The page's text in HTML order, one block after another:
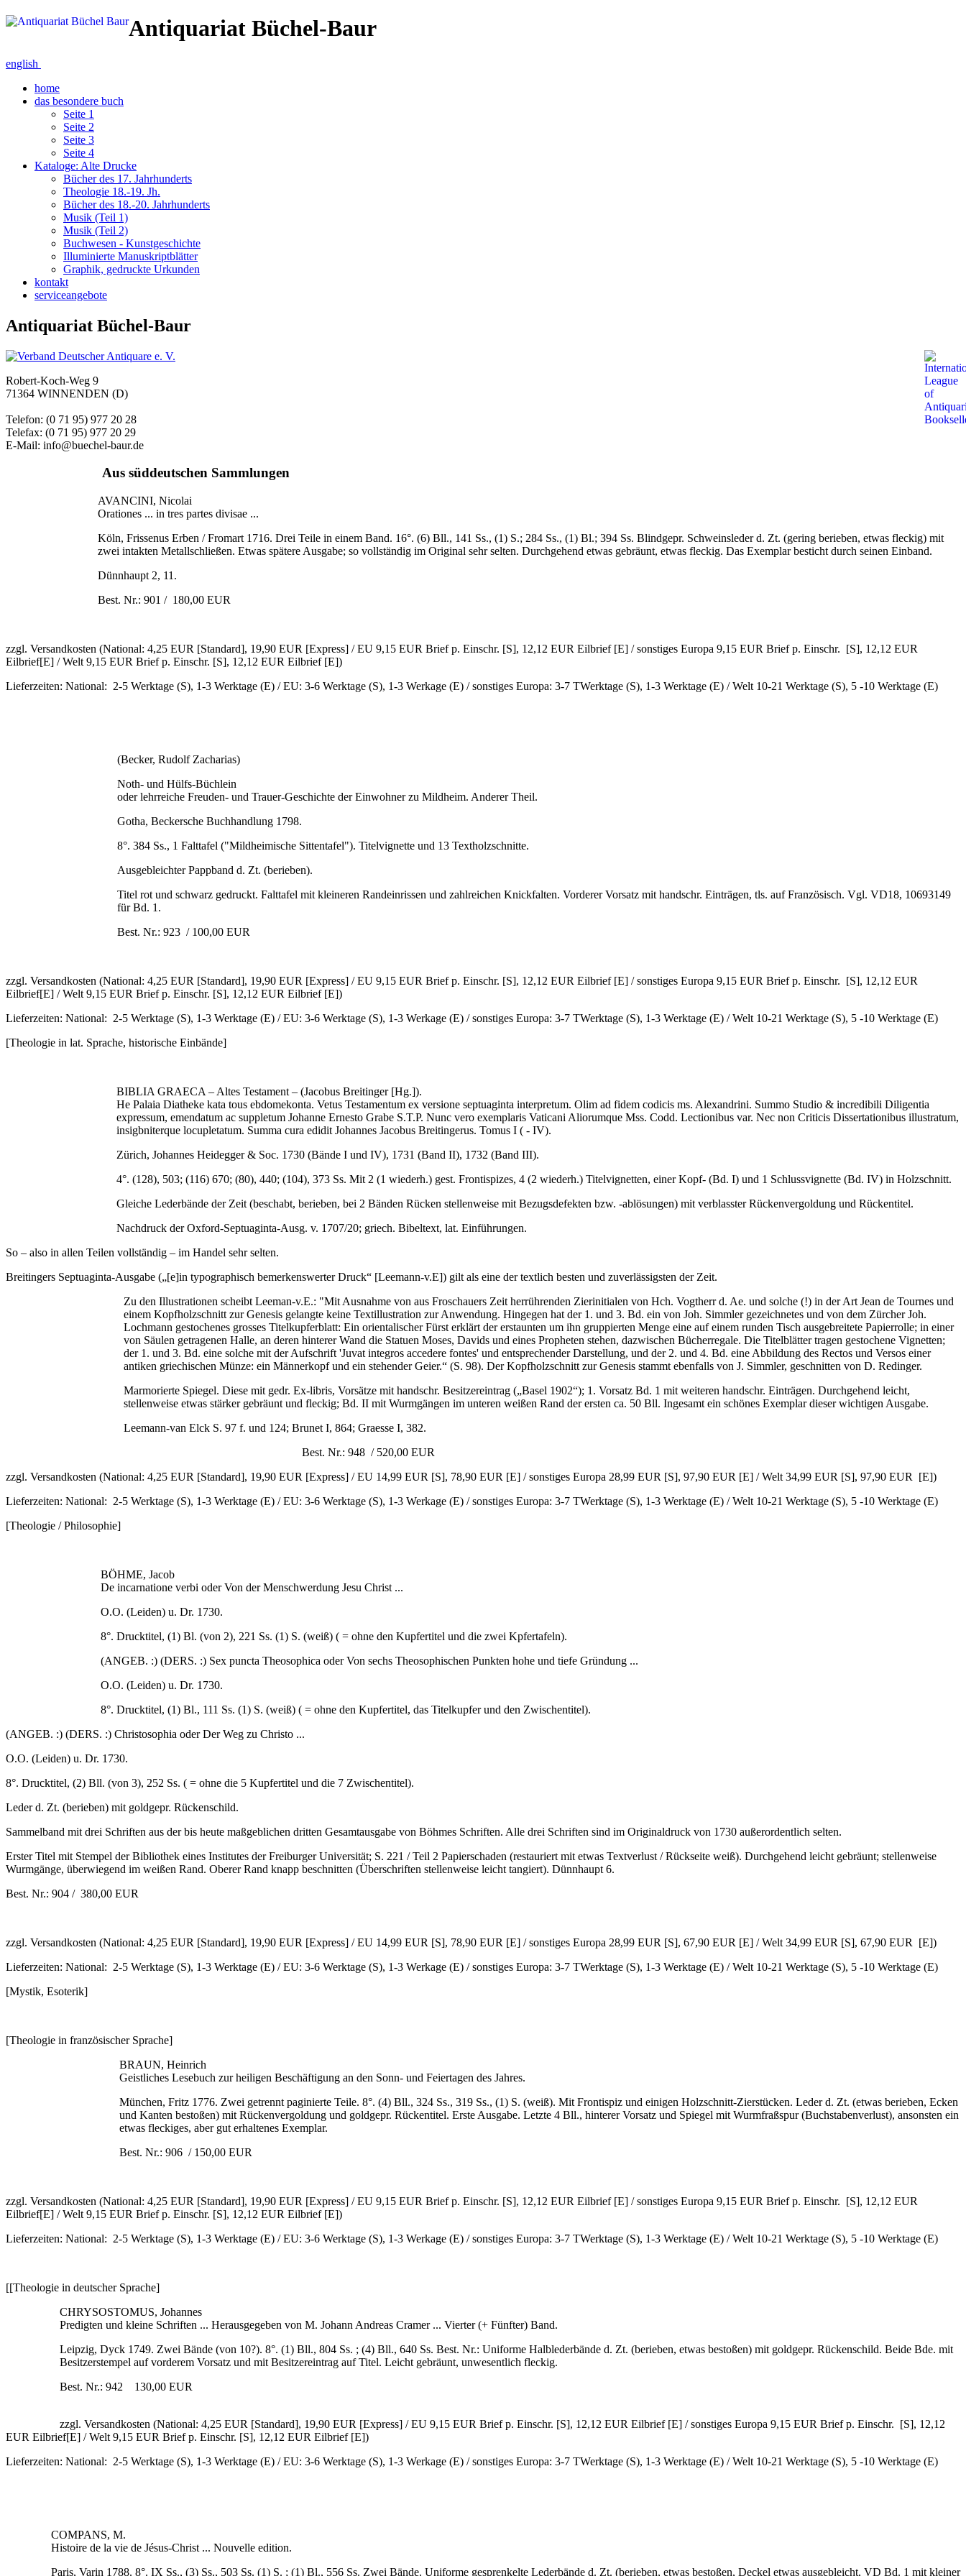
Antiquariat Büchel-Baur
english
home
das besondere buch
Seite 1
Seite 2
Seite 3
Seite 4
Kataloge: Alte Drucke
Bücher des 17. Jahrhunderts
Theologie 18.-19. Jh.
Bücher des 18.-20. Jahrhunderts
Musik (Teil 1)
Musik (Teil 2)
Buchwesen - Kunstgeschichte
Illuminierte Manuskriptblätter
Graphik, gedruckte Urkunden
kontakt
serviceangebote
Antiquariat Büchel-Baur
Robert-Koch-Weg 9
71364 WINNENDEN (D)
Telefon: (0 71 95) 977 20 28
Telefax: (0 71 95) 977 20 29
E-Mail: info@buechel-baur.de
Aus süddeutschen Sammlungen
AVANCINI, Nicolai
Orationes ... in tres partes divisae ...
Köln, Frissenus Erben / Fromart 1716. Drei Teile in einem Band. 16°. (6) Bll., 141 Ss., (1) S.; 284 Ss., (1) Bl.; 394 Ss. Blindgepr. Schweinsleder d. Zt. (gering berieben, etwas fleckig) mit
zwei intakten Metallschließen. Etwas spätere Ausgabe; so vollständig im Original sehr selten. Durchgehend etwas gebräunt, etwas fleckig. Das Exemplar besticht durch seinen Einband.
Dünnhaupt 2, 11.
Best. Nr.: 901 / 180,00 EUR
zzgl. Versandkosten (National: 4,25 EUR [Standard], 19,90 EUR [Express] / EU 9,15 EUR Brief p. Einschr. [S], 12,12 EUR Eilbrief [E] / sonstiges Europa 9,15 EUR Brief p. Einschr. [S], 12,12 EUR
Eilbrief[E] / Welt 9,15 EUR Brief p. Einschr. [S], 12,12 EUR Eilbrief [E])
Lieferzeiten: National: 2-5 Werktage (S), 1-3 Werktage (E) / EU: 3-6 Werktage (S), 1-3 Werkage (E) / sonstiges Europa: 3-7 TWerktage (S), 1-3 Werktage (E) / Welt 10-21 Werktage (S), 5 -10 Werktage (E)
(Becker, Rudolf Zacharias)
Noth- und Hülfs-Büchlein
oder lehrreiche Freuden- und Trauer-Geschichte der Einwohner zu Mildheim. Anderer Theil.
Gotha, Beckersche Buchhandlung 1798.
8°. 384 Ss., 1 Falttafel ("Mildheimische Sittentafel"). Titelvignette und 13 Textholzschnitte.
Ausgebleichter Pappband d. Zt. (berieben).
Titel rot und schwarz gedruckt. Falttafel mit kleineren Randeinrissen und zahlreichen Knickfalten. Vorderer Vorsatz mit handschr. Einträgen, tls. auf Französisch. Vgl. VD18, 10693149
für Bd. 1.
Best. Nr.: 923 / 100,00 EUR
zzgl. Versandkosten (National: 4,25 EUR [Standard], 19,90 EUR [Express] / EU 9,15 EUR Brief p. Einschr. [S], 12,12 EUR Eilbrief [E] / sonstiges Europa 9,15 EUR Brief p. Einschr. [S], 12,12 EUR
Eilbrief[E] / Welt 9,15 EUR Brief p. Einschr. [S], 12,12 EUR Eilbrief [E])
Lieferzeiten: National: 2-5 Werktage (S), 1-3 Werktage (E) / EU: 3-6 Werktage (S), 1-3 Werkage (E) / sonstiges Europa: 3-7 TWerktage (S), 1-3 Werktage (E) / Welt 10-21 Werktage (S), 5 -10 Werktage (E)
[Theologie in lat. Sprache, historische Einbände]
BIBLIA GRAECA – Altes Testament – (Jacobus Breitinger [Hg.]).
He Palaia Diatheke kata tous ebdomekonta. Vetus Testamentum ex versione septuaginta interpretum. Olim ad fidem codicis ms. Alexandrini. Summo Studio & incredibili Diligentia
expressum, emendatum ac suppletum Johanne Ernesto Grabe S.T.P. Nunc vero exemplaris Vaticani Aliorumque Mss. Codd. Lectionibus var. Nec non Criticis Dissertationibus illustratum,
insigbniterque locupletatum. Summa cura edidit Johannes Jacobus Breitingerus. Tomus I ( - IV).
Zürich, Johannes Heidegger & Soc. 1730 (Bände I und IV), 1731 (Band II), 1732 (Band III).
4°. (128), 503; (116) 670; (80), 440; (104), 373 Ss. Mit 2 (1 wiederh.) gest. Frontispizes, 4 (2 wiederh.) Titelvignetten, einer Kopf- (Bd. I) und 1 Schlussvignette (Bd. IV) in Holzschnitt.
Gleiche Lederbände der Zeit (beschabt, berieben, bei 2 Bänden Rücken stellenweise mit Bezugsdefekten bzw. -ablösungen) mit verblasster Rückenvergoldung und Rückentitel.
Nachdruck der Oxford-Septuaginta-Ausg. v. 1707/20; griech. Bibeltext, lat. Einführungen.
So – also in allen Teilen vollständig – im Handel sehr selten.
Breitingers Septuaginta-Ausgabe („[e]in typographisch bemerkenswerter Druck“ [Leemann-v.E]) gilt als eine der textlich besten und zuverlässigsten der Zeit.
Zu den Illustrationen scheibt Leeman-v.E.: "Mit Ausnahme von aus Froschauers Zeit herrührenden Zierinitialen von Hch. Vogtherr d. Ae. und solche (!) in der Art Jean de Tournes und
einem Kopfholzschnitt zur Genesis gelangte keine Textillustration zur Anwendung. Hingegen hat der 1. und 3. Bd. ein von Joh. Simmler gezeichnetes und von dem Zürcher Joh.
Lochmann gestochenes grosses Titelkupferblatt: Ein orientalischer Fürst erklärt der erstaunten um ihn gruppierten Menge eine auf einem runden Tisch ausgebreitete Papierrolle; in einer
von Säulen getragenen Halle, an deren hinterer Wand die Statuen Moses, Davids und eines Propheten stehen, dazwischen Bücherregale. Die Titelblätter tragen gestochene Vignetten;
der 1. und 3. Bd. eine solche mit der Aufschrift 'Juvat integros accedere fontes' und entsprechender Darstellung, und der 2. und 4. Bd. eine Abbildung des Rectos und Versos einer
antiken griechischen Münze: ein Männerkopf und ein stehender Geier.“ (S. 98). Der Kopfholzschnitt zur Genesis stammt ebenfalls von J. Simmler, geschnitten von D. Redinger.
Marmorierte Spiegel. Diese mit gedr. Ex-libris, Vorsätze mit handschr. Besitzereintrag („Basel 1902“); 1. Vorsatz Bd. 1 mit weiteren handschr. Einträgen. Durchgehend leicht,
stellenweise etwas stärker gebräunt und fleckig; Bd. II mit Wurmgängen im unteren weißen Rand der ersten ca. 50 Bll. Ingesamt ein schönes Exemplar dieser wichtigen Ausgabe.
Leemann-van Elck S. 97 f. und 124; Brunet I, 864; Graesse I, 382.
Best. Nr.: 948 / 520,00 EUR
zzgl. Versandkosten (National: 4,25 EUR [Standard], 19,90 EUR [Express] / EU 14,99 EUR [S], 78,90 EUR [E] / sonstiges Europa 28,99 EUR [S], 97,90 EUR [E] / Welt 34,99 EUR [S], 97,90 EUR [E])
Lieferzeiten: National: 2-5 Werktage (S), 1-3 Werktage (E) / EU: 3-6 Werktage (S), 1-3 Werkage (E) / sonstiges Europa: 3-7 TWerktage (S), 1-3 Werktage (E) / Welt 10-21 Werktage (S), 5 -10 Werktage (E)
[Theologie / Philosophie]
BÖHME, Jacob
De incarnatione verbi oder Von der Menschwerdung Jesu Christ ...
O.O. (Leiden) u. Dr. 1730.
8°. Drucktitel, (1) Bl. (von 2), 221 Ss. (1) S. (weiß) ( = ohne den Kupfertitel und die zwei Kpfertafeln).
(ANGEB. :) (DERS. :) Sex puncta Theosophica oder Von sechs Theosophischen Punkten hohe und tiefe Gründung ...
O.O. (Leiden) u. Dr. 1730.
8°. Drucktitel, (1) Bl., 111 Ss. (1) S. (weiß) ( = ohne den Kupfertitel, das Titelkupfer und den Zwischentitel).
(ANGEB. :) (DERS. :) Christosophia oder Der Weg zu Christo ...
O.O. (Leiden) u. Dr. 1730.
8°. Drucktitel, (2) Bll. (von 3), 252 Ss. ( = ohne die 5 Kupfertitel und die 7 Zwischentitel).
Leder d. Zt. (berieben) mit goldgepr. Rückenschild.
Sammelband mit drei Schriften aus der bis heute maßgeblichen dritten Gesamtausgabe von Böhmes Schriften. Alle drei Schriften sind im Originaldruck von 1730 außerordentlich selten.
Erster Titel mit Stempel der Bibliothek eines Institutes der Freiburger Universität; S. 221 / Teil 2 Papierschaden (restauriert mit etwas Textverlust / Rückseite weiß). Durchgehend leicht gebräunt; stellenweise
Wurmgänge, überwiegend im weißen Rand. Oberer Rand knapp beschnitten (Überschriften stellenweise leicht tangiert). Dünnhaupt 6.
Best. Nr.: 904 / 380,00 EUR
zzgl. Versandkosten (National: 4,25 EUR [Standard], 19,90 EUR [Express] / EU 14,99 EUR [S], 78,90 EUR [E] / sonstiges Europa 28,99 EUR [S], 67,90 EUR [E] / Welt 34,99 EUR [S], 67,90 EUR [E])
Lieferzeiten: National: 2-5 Werktage (S), 1-3 Werktage (E) / EU: 3-6 Werktage (S), 1-3 Werkage (E) / sonstiges Europa: 3-7 TWerktage (S), 1-3 Werktage (E) / Welt 10-21 Werktage (S), 5 -10 Werktage (E)
[Mystik, Esoterik]
[Theologie in französischer Sprache]
BRAUN, Heinrich
Geistliches Lesebuch zur heiligen Beschäftigung an den Sonn- und Feiertagen des Jahres.
München, Fritz 1776. Zwei getrennt paginierte Teile. 8°. (4) Bll., 324 Ss., 319 Ss., (1) S. (weiß). Mit Frontispiz und einigen Holzschnitt-Zierstücken. Leder d. Zt. (etwas berieben, Ecken
und Kanten bestoßen) mit Rückenvergoldung und goldgepr. Rückentitel. Erste Ausgabe. Letzte 4 Bll., hinterer Vorsatz und Spiegel mit Wurmfraßspur (Buchstabenverlust), ansonsten ein
etwas fleckiges, aber gut erhaltenes Exemplar.
Best. Nr.: 906 / 150,00 EUR
zzgl. Versandkosten (National: 4,25 EUR [Standard], 19,90 EUR [Express] / EU 9,15 EUR Brief p. Einschr. [S], 12,12 EUR Eilbrief [E] / sonstiges Europa 9,15 EUR Brief p. Einschr. [S], 12,12 EUR
Eilbrief[E] / Welt 9,15 EUR Brief p. Einschr. [S], 12,12 EUR Eilbrief [E])
Lieferzeiten: National: 2-5 Werktage (S), 1-3 Werktage (E) / EU: 3-6 Werktage (S), 1-3 Werkage (E) / sonstiges Europa: 3-7 TWerktage (S), 1-3 Werktage (E) / Welt 10-21 Werktage (S), 5 -10 Werktage (E)
[[Theologie in deutscher Sprache]
CHRYSOSTOMUS, Johannes
Predigten und kleine Schriften ... Herausgegeben von M. Johann Andreas Cramer ... Vierter (+ Fünfter) Band.
Leipzig, Dyck 1749. Zwei Bände (von 10?). 8°. (1) Bll., 804 Ss. ; (4) Bll., 640 Ss. Best. Nr.: Uniforme Halblederbände d. Zt. (berieben, etwas bestoßen) mit goldgepr. Rückenschild. Beide Bde. mit
Besitzerstempel auf vorderem Vorsatz und mit Besitzereintrag auf Titel. Leicht gebräunt, unwesentlich fleckig.
Best. Nr.: 942 130,00 EUR
zzgl. Versandkosten (National: 4,25 EUR [Standard], 19,90 EUR [Express] / EU 9,15 EUR Brief p. Einschr. [S], 12,12 EUR Eilbrief [E] / sonstiges Europa 9,15 EUR Brief p. Einschr. [S], 12,12
EUR Eilbrief[E] / Welt 9,15 EUR Brief p. Einschr. [S], 12,12 EUR Eilbrief [E])
Lieferzeiten: National: 2-5 Werktage (S), 1-3 Werktage (E) / EU: 3-6 Werktage (S), 1-3 Werkage (E) / sonstiges Europa: 3-7 TWerktage (S), 1-3 Werktage (E) / Welt 10-21 Werktage (S), 5 -10 Werktage (E)
COMPANS, M.
Histoire de la vie de Jésus-Christ ... Nouvelle edition.
Paris, Varin 1788. 8°. IX Ss., (3) Ss., 503 Ss. (1) S. ; (1) Bl., 556 Ss. Zwei Bände. Uniforme gesprenkelte Lederbände d. Zt. (berieben, etwas bestoßen, Deckel etwas ausgebleicht, VD Bd. 1 mit kleiner